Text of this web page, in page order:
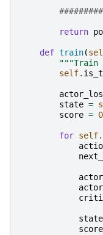
return
def train(
"""Train
self.
state =
score = 0
for self.
state
score